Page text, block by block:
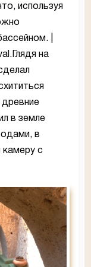
используя
|
на
древние
в земле
в
камеру с